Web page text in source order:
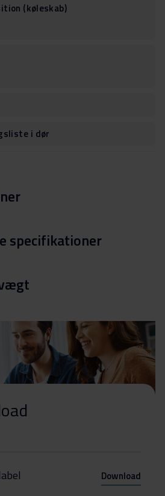
(køleskab)
i dør
specifikationer
Download